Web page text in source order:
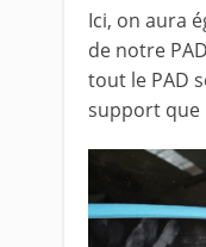
Ici, on aura
de notre
tout le PAD
support que